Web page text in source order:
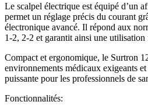
Le scalpel électrique est équipé d’un
permet un réglage précis du courant
électronique avancé. Il répond aux
1-2, 2-2 et garantit ainsi une utilisation
Compact et ergonomique, le Surtron
environnements médicaux exigeants
puissante pour les professionnels de
Fonctionnalités: